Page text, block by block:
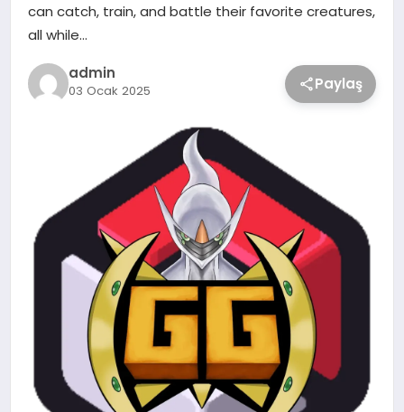
can catch, train, and battle their favorite creatures,
all while…
admin
03 Ocak 2025 Paylaş